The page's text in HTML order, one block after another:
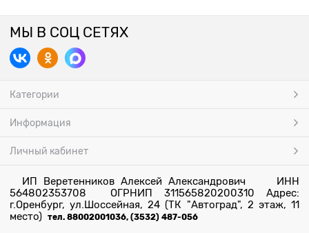
МЫ В СОЦ СЕТЯХ
Категории
Информация
Личный кабинет
ИП Веретенников Алексей Александрович ИНН
564802353708 ОГРНИП 311565820200310 Адрес:
г.Оренбург, ул.Шоссейная, 24 (ТК "Автоград", 2 этаж, 11
место) тел. 88002001036, (3532) 487-056